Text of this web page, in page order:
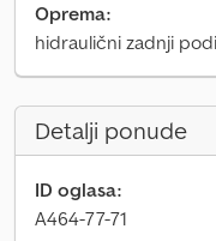
Oprema:
hidraulični zadnji
Detalji ponude
ID oglasa:
A464-77-71